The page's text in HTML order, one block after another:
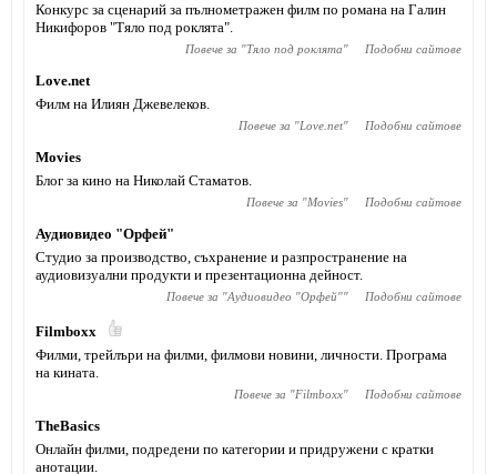
Конкурс за сценарий за пълнометражен филм по романа на Галин
Никифоров "Тяло под роклята".
Повече за "Тяло под роклята" Подобни сайтове
Love.net
Филм на Илиян Джевелеков.
Повече за "Love.net" Подобни сайтове
Movies
Блог за кино на Николай Стаматов.
Повече за "Movies" Подобни сайтове
Аудиовидео "Орфей"
Студио за производство, съхранение и разпространение на
аудиовизуални продукти и презентационна дейност.
Повече за "Аудиовидео "Орфей"" Подобни сайтове
Filmboxx
Филми, трейлъри на филми, филмови новини, личности. Програма
на кината.
Повече за "Filmboxx" Подобни сайтове
TheBasics
Онлайн филми, подредени по категории и придружени с кратки
анотации.